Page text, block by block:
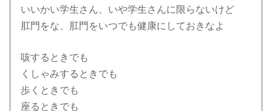
いいかい学生さん、いや学生さんに限らないけど
肛門をな、肛門をいつでも健康にしておきなよ
咳するときでも
くしゃみするときでも
歩くときでも
座るときでも